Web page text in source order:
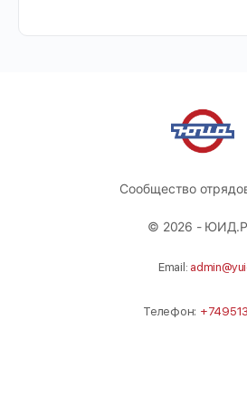
Сообщество
© 2026 -
Email:
Телефон: